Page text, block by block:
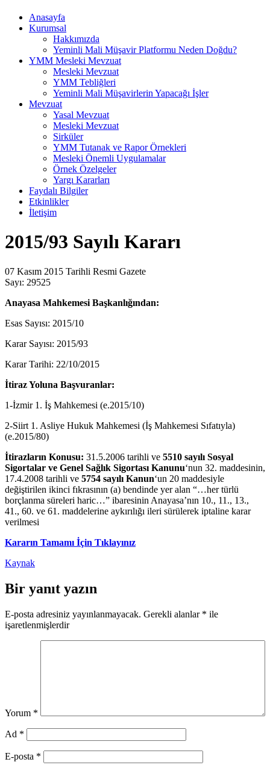
Anasayfa
Kurumsal
Hakkımızda
Yeminli Mali Müşavir Platformu Neden Doğdu?
YMM Mesleki Mevzuat
Mesleki Mevzuat
YMM Tebliğleri
Yeminli Mali Müşavirlerin Yapacağı İşler
Mevzuat
Yasal Mevzuat
Mesleki Mevzuat
Sirküler
YMM Tutanak ve Rapor Örnekleri
Mesleki Önemli Uygulamalar
Örnek Özelgeler
Yargı Kararları
Faydalı Bilgiler
Etkinlikler
İletişim
2015/93 Sayılı Kararı
07 Kasım 2015 Tarihli Resmi Gazete
Sayı: 29525
Anayasa Mahkemesi Başkanlığından:
Esas Sayısı: 2015/10
Karar Sayısı: 2015/93
Karar Tarihi: 22/10/2015
İtiraz Yoluna Başvuranlar:
1-İzmir 1. İş Mahkemesi (e.2015/10)
2-Siirt 1. Asliye Hukuk Mahkemesi (İş Mahkemesi Sıfatıyla)
(e.2015/80)
İtirazların Konusu: 31.5.2006 tarihli ve 5510 sayılı Sosyal
Sigortalar ve Genel Sağlık Sigortası Kanunu‘nun 32. maddesinin,
17.4.2008 tarihli ve 5754 sayılı Kanun‘un 20 maddesiyle
değiştirilen ikinci fıkrasının (a) bendinde yer alan “…her türlü
borçlanma süreleri haric…” ibaresinin Anayasa’nın 10., 11., 13.,
41., 60. ve 61. maddelerine aykırılığı ileri sürülerek iptaline karar
verilmesi
Kararın Tamamı İçin Tıklayınız
Kaynak
Bir yanıt yazın
E-posta adresiniz yayınlanmayacak. Gerekli alanlar * ile
işaretlenmişlerdir
Yorum *
Ad *
E-posta *